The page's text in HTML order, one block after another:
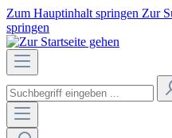
Zum Hauptinhalt springen Zur
springen